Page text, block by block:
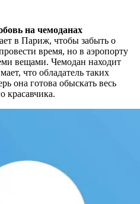
на чемоданах
в Париж, чтобы забыть о
время, но в аэропорту
вещами. Чемодан находит
что обладатель таких
она готова обыскать весь
красавчика.